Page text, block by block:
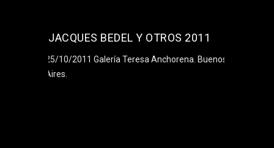
JACQUES BEDEL Y OTROS 2011
25/10/2011 Galería Teresa Anchorena. Buenos
Aires.